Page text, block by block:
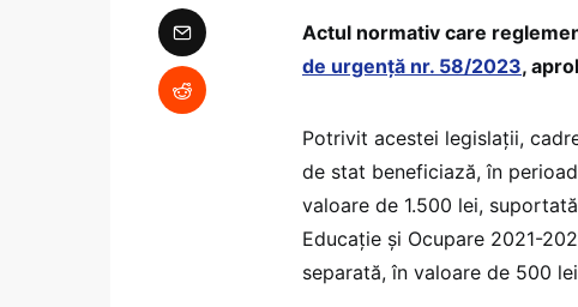
Actul normativ care
de urgență nr. 58/2023,
Potrivit acestei legislații,
de stat beneficiază, în
valoare de 1.500 lei,
Educație și Ocupare 2021-
separată, în valoare de 500